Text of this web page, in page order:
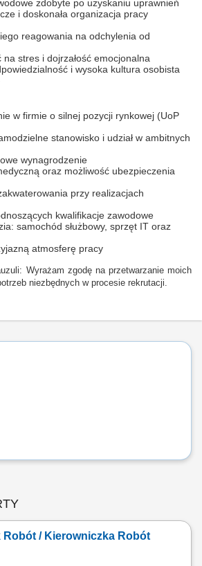
zdobyte po uzyskaniu uprawnień
i doskonała organizacja pracy
reagowania na odchylenia od
stres i dojrzałość emocjonalna
i wysoka kultura osobista
w firmie o silnej pozycji rynkowej (UoP
stanowisko i udział w ambitnych
wynagrodzenie
oraz możliwość ubezpieczenia
przy realizacjach
kwalifikacje zawodowe
samochód służbowy, sprzęt IT oraz
atmosferę pracy
Wyrażam zgodę na przetwarzanie moich
niezbędnych w procesie rekrutacji.
Robót / Kierowniczka Robót